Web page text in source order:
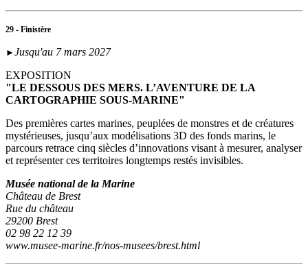
29 - Finistère
► Jusqu'au 7 mars 2027
EXPOSITION
"LE DESSOUS DES MERS. L’AVENTURE DE LA
CARTOGRAPHIE SOUS-MARINE"
Des premières cartes marines, peuplées de monstres et de créatures
mystérieuses, jusqu’aux modélisations 3D des fonds marins, le
parcours retrace cinq siècles d’innovations visant à mesurer, analyser
et représenter ces territoires longtemps restés invisibles.
Musée national de la Marine
Château de Brest
Rue du château
29200 Brest
02 98 22 12 39
www.musee-marine.fr/nos-musees/brest.html